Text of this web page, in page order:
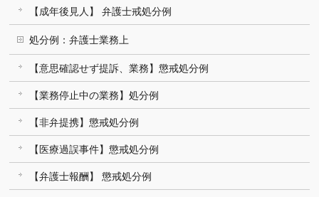
【成年後見人】 弁護士戒処分例
処分例：弁護士業務上
【意思確認せず提訴、業務】懲戒処分例
【業務停止中の業務】処分例
【非弁提携】懲戒処分例
【医療過誤事件】懲戒処分例
【弁護士報酬】 懲戒処分例